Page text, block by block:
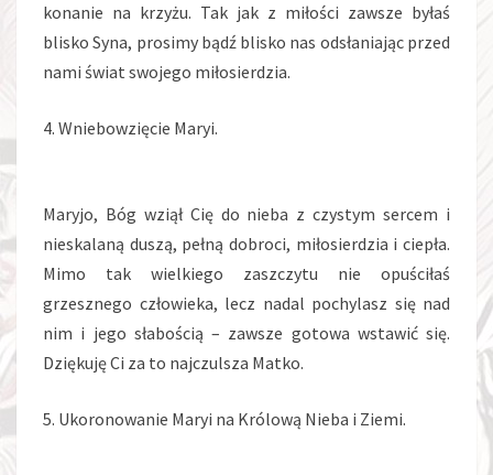
konanie na krzyżu. Tak jak z miłości zawsze byłaś
blisko Syna, prosimy bądź blisko nas odsłaniając przed
nami świat swojego miłosierdzia.
4. Wniebowzięcie Maryi.
Maryjo, Bóg wziął Cię do nieba z czystym sercem i
nieskalaną duszą, pełną dobroci, miłosierdzia i ciepła.
Mimo tak wielkiego zaszczytu nie opuściłaś
grzesznego człowieka, lecz nadal pochylasz się nad
nim i jego słabością – zawsze gotowa wstawić się.
Dziękuję Ci za to najczulsza Matko.
5. Ukoronowanie Maryi na Królową Nieba i Ziemi.